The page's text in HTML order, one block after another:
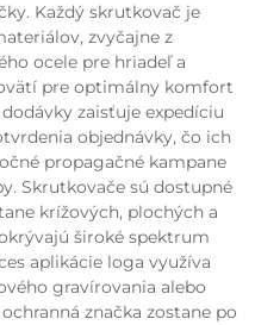
Každý skrutkovač je
zvyčajne z
ocele pre hriadeľ a
pre optimálny komfort
zaisťuje expedíciu
objednávky, čo ich
propagačné kampane
Skrutkovače sú dostupné
krížových, plochých a
široké spektrum
aplikácie loga využíva
gravírovania alebo
značka zostane po